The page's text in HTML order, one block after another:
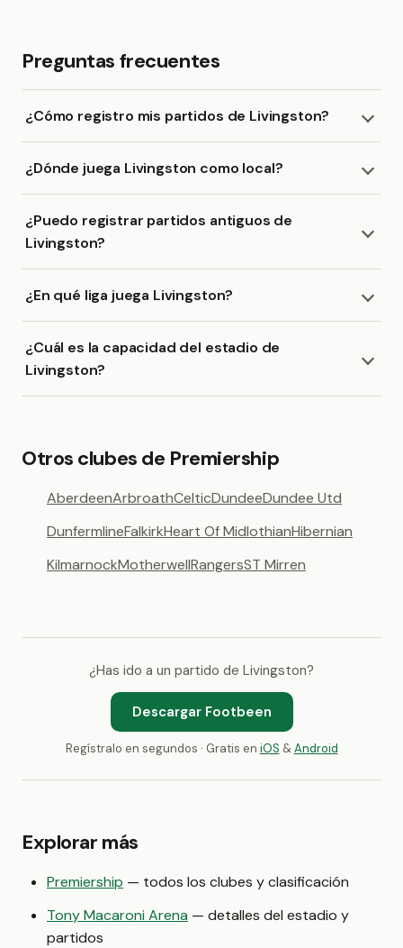
Preguntas frecuentes
¿Cómo registro mis partidos de Livingston?
¿Dónde juega Livingston como local?
¿Puedo registrar partidos antiguos de
Livingston?
¿En qué liga juega Livingston?
¿Cuál es la capacidad del estadio de
Livingston?
Otros clubes de Premiership
AberdeenArbroathCelticDundeeDundee Utd
DunfermlineFalkirkHeart Of MidlothianHibernian
KilmarnockMotherwellRangersST Mirren
¿Has ido a un partido de Livingston?
Descargar Footbeen
Regístralo en segundos · Gratis en iOS &Android
Explorar más
Premiership — todos los clubes y clasificación
Tony Macaroni Arena — detalles del estadio y
partidos